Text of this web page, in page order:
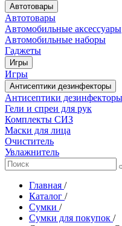
Автотовары
Автотовары
Автомобильные аксессуары
Автомобильные наборы
Гаджеты
Игры
Игры
Антисептики дезинфекторы
Антисептики дезинфекторы
Гели и спреи для рук
Комплекты СИЗ
Маски для лица
Очиститель
Увлажнитель
Главная /
Каталог /
Сумки /
Сумки для покупок /